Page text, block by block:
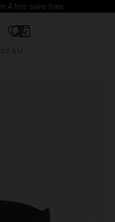
4 fois sans frais